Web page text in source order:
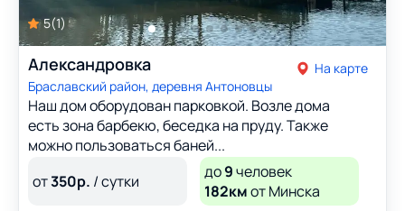
5(1)
Александровка
Браславский район, деревня Антоновцы
На карте
Наш дом оборудован парковкой. Возле дома
есть зона барбекю, беседка на пруду. Также
можно пользоваться баней...
от350р. / сутки до9человек
182кмот Минска